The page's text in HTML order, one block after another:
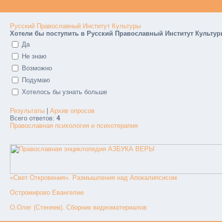
Русский Православный Институт Культуры
Хотели бы поступить в Русский Православный Институт
Да
Не знаю
Возможно
Подумаю
Хотелось бы узнать больше
Результаты
Архив опросов
Всего ответов: 4
Православная психология и психотерапия
«Свет Откровения». Размышления над Апокалипсисом
Остромирово Евангелие
О.Олег (Стеняев). Сборник видеоматериалов